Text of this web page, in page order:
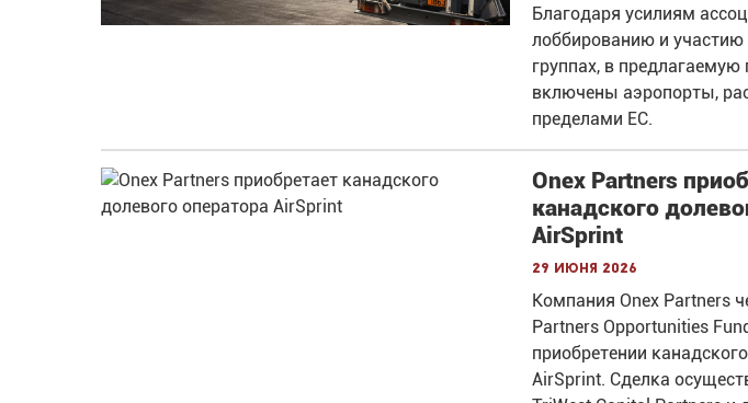
Благодаря усилиям
лоббированию и участию
группах, в
включены аэропорты,
пределами ЕС.
Onex Partners
канадского
AirSprint
29 июня 2026
Компания Onex Partners
Partners Opportunities
приобретении
AirSprint. Сделка